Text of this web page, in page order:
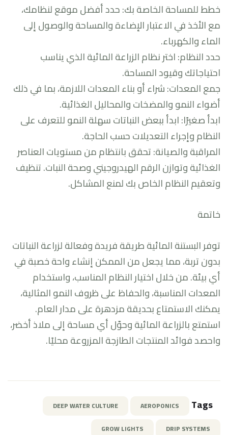
خطط للمساحة الخاصة بك: حدد أفضل موقع لنظامك،
مع الأخذ في الاعتبار الإضاءة والمساحة والوصول إلى
الماء والكهرباء.
حدد النظام: اختر نظام الزراعة المائية الذي يناسب
احتياجاتك وقيود المساحة.
جمع المعدات: شراء أو بناء المعدات اللازمة، بما في ذلك
أضواء النمو والمضخات والمحاليل الغذائية.
ابدأ صغيرًا: ابدأ ببعض النباتات سهلة النمو للتعرف على
النظام وإجراء التعديلات حسب الحاجة.
المراقبة والصيانة: تحقق بانتظام من مستويات العناصر
الغذائية وتوازن الرقم الهيدروجيني وصحة النبات. تنظيف
وتعقيم النظام الخاص بك لمنع المشاكل.
خاتمة
توفر البستنة المائية طريقة فريدة وفعالة لزراعة النباتات
بدون تربة، مما يجعل من الممكن إنشاء واحة خصبة في
أي بيئة. من خلال اختيار النظام المناسب، واستخدام
المعدات المناسبة، والحفاظ على ظروف النمو المثالية،
يمكنك الاستمتاع بحديقة مزدهرة على مدار العام.
استمتع بالزراعة المائية وحوّل أي مساحة إلى ملاذ أخضر،
واحصد فوائد المنتجات الطازجة المزروعة محليًا.
Tags
AEROPONICS
DEEP WATER CULTURE
DRIP SYSTEMS
GROW LIGHTS